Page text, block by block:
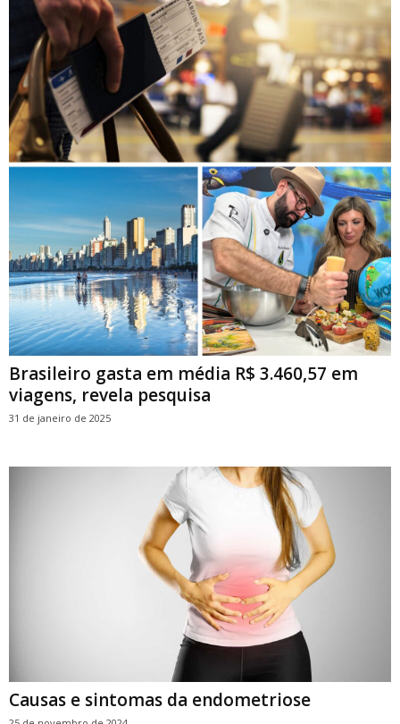
Brasileiro gasta em média R$ 3.460,57 em
viagens, revela pesquisa
31 de janeiro de 2025
Causas e sintomas da endometriose